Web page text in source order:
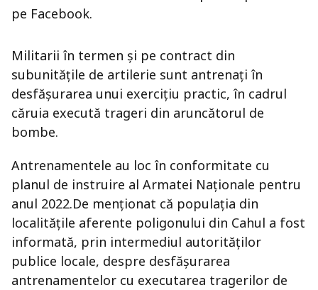
pe Facebook.
Militarii în termen și pe contract din
subunitățile de artilerie sunt antrenaţi în
desfăşurarea unui exerciţiu practic, în cadrul
căruia execută trageri din aruncătorul de
bombe.
Antrenamentele au loc în conformitate cu
planul de instruire al Armatei Naţionale pentru
anul 2022.De menţionat că populația din
localitățile aferente poligonului din Cahul a fost
informată, prin intermediul autorităților
publice locale, despre desfășurarea
antrenamentelor cu executarea tragerilor de